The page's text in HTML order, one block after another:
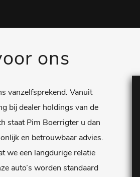
ons
vanzelfsprekend. Vanuit
bij dealer holdings van de
staat Pim Boerrigter u dan
en betrouwbaar advies.
we een langdurige relatie
auto’s worden standaard